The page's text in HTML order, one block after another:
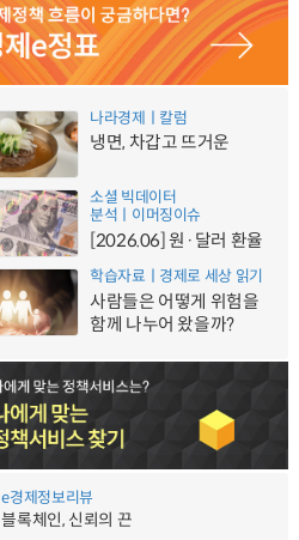
나라경제ㅣ칼럼
냉면, 차갑고 뜨거운
소셜 빅데이터
분석ㅣ이머징이슈
[2026.06] 원·달러 환율
학습자료ㅣ경제로 세상 읽기
사람들은 어떻게 위험을
함께 나누어 왔을까?
e경제정보리뷰
블록체인, 신뢰의 끈